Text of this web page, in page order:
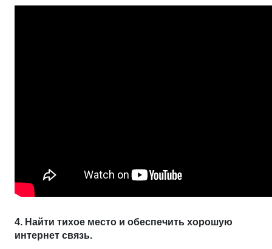
4. Найти тихое место и обеспечить хорошую
интернет связь.